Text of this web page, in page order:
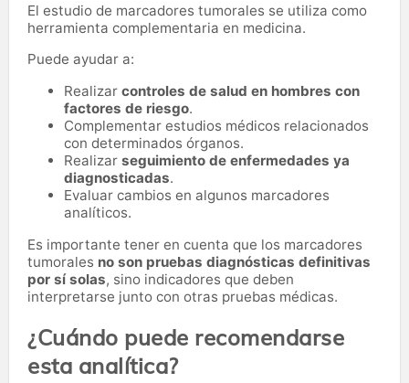
El estudio de marcadores tumorales se utiliza como
herramienta complementaria en medicina.
Puede ayudar a:
Realizar controles de salud en hombres con
factores de riesgo.
Complementar estudios médicos relacionados
con determinados órganos.
Realizar seguimiento de enfermedades ya
diagnosticadas.
Evaluar cambios en algunos marcadores
analíticos.
Es importante tener en cuenta que los marcadores
tumorales no son pruebas diagnósticas definitivas
por sí solas, sino indicadores que deben
interpretarse junto con otras pruebas médicas.
¿Cuándo puede recomendarse
esta analítica?